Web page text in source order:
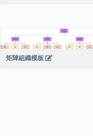
矩陣組織模板